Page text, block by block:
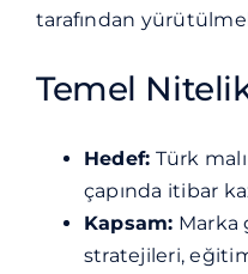
tarafından
Temel
Hedef: Türk
çapında itibar
Kapsam: Marka
stratejileri,